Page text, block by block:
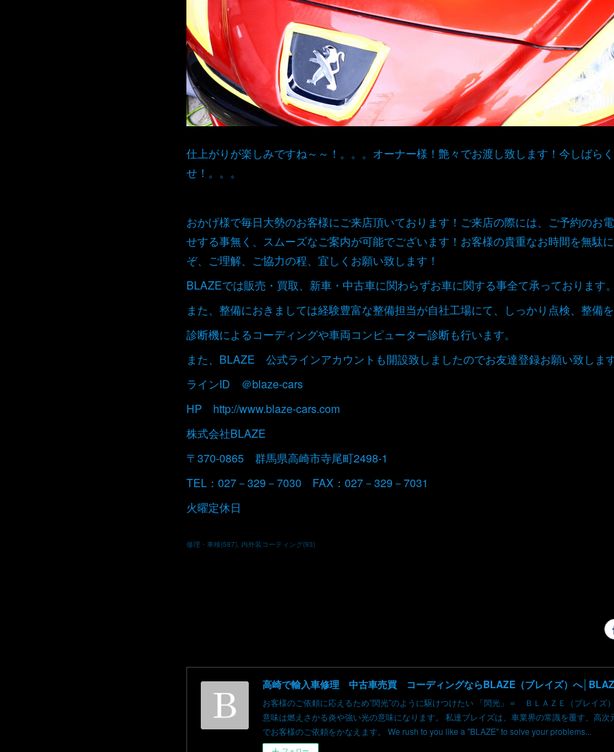
仕上がりが楽しみですね～～！。。。オーナー様！艶々でお渡し致します！今しばら
せ！。。。
おかげ様で毎日大勢のお客様にご来店頂いております！ご来店の際には、ご予約のお
せする事無く、スムーズなご案内が可能でございます！お客様の貴重なお時間を無駄
ぞ、ご理解、ご協力の程、宜しくお願い致します！
BLAZEでは販売・買取、新車・中古車に関わらずお車に関する事全て承っております
また、整備におきましては経験豊富な整備担当が自社工場にて、しっかり点検、整備
診断機によるコーディングや車両コンピューター診断も行います。
また、BLAZE 公式ラインアカウントも開設致しましたのでお友達登録お願い致しま
ラインID ＠blaze-cars
HP http://www.blaze-cars.com
株式会社BLAZE
〒370-0865 群馬県高崎市寺尾町2498-1
TEL：027－329－7030 FAX：027－329－7031
火曜定休日
修理・車検(587) 内外装コーティング(93)
お客様のご依頼に応えるため”閃光”のように駆けつけたい 「閃光」＝ ＢＬＡＺＥ（ブレイズ
意味は燃えさかる炎や強い光の意味になります。 私達ブレイズは、車業界の常識を覆す、高
でお客様のご依頼をかなえます。 We rush to you like a "BLAZE" to solve your problems...